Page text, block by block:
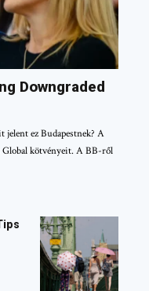
Downgraded
ez Budapestnek? A
Global kötvényeit. A BB-ről